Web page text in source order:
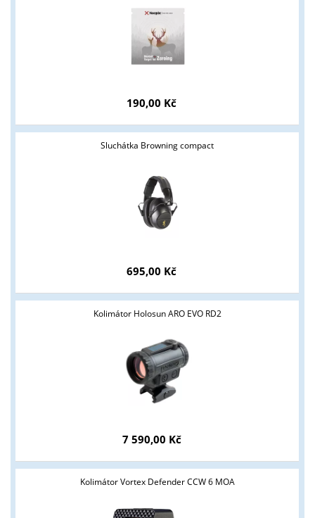
190,00 Kč
Sluchátka Browning compact
695,00 Kč
Kolimátor Holosun ARO EVO RD2
7 590,00 Kč
Kolimátor Vortex Defender CCW 6 MOA